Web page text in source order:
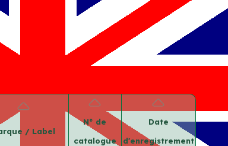
/ Label
N° de
catalogue
Date
d'enregistrement